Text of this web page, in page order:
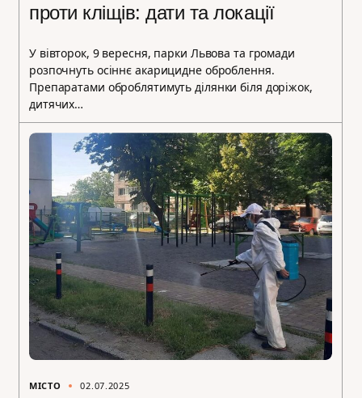
проти кліщів: дати та локації
У вівторок, 9 вересня, парки Львова та громади
розпочнуть осіннє акарицидне оброблення.
Препаратами оброблятимуть ділянки біля доріжок,
дитячих…
МІСТО 02.07.2025